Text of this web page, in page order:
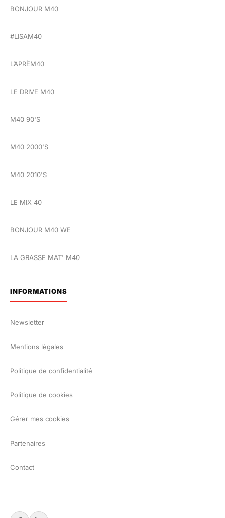
BONJOUR M40
#LISAM40
L’APRÈM40
LE DRIVE M40
M40 90'S
M40 2000'S
M40 2010'S
LE MIX 40
BONJOUR M40 WE
LA GRASSE MAT' M40
INFORMATIONS
Newsletter
Mentions légales
Politique de confidentialité
Politique de cookies
Gérer mes cookies
Partenaires
Contact